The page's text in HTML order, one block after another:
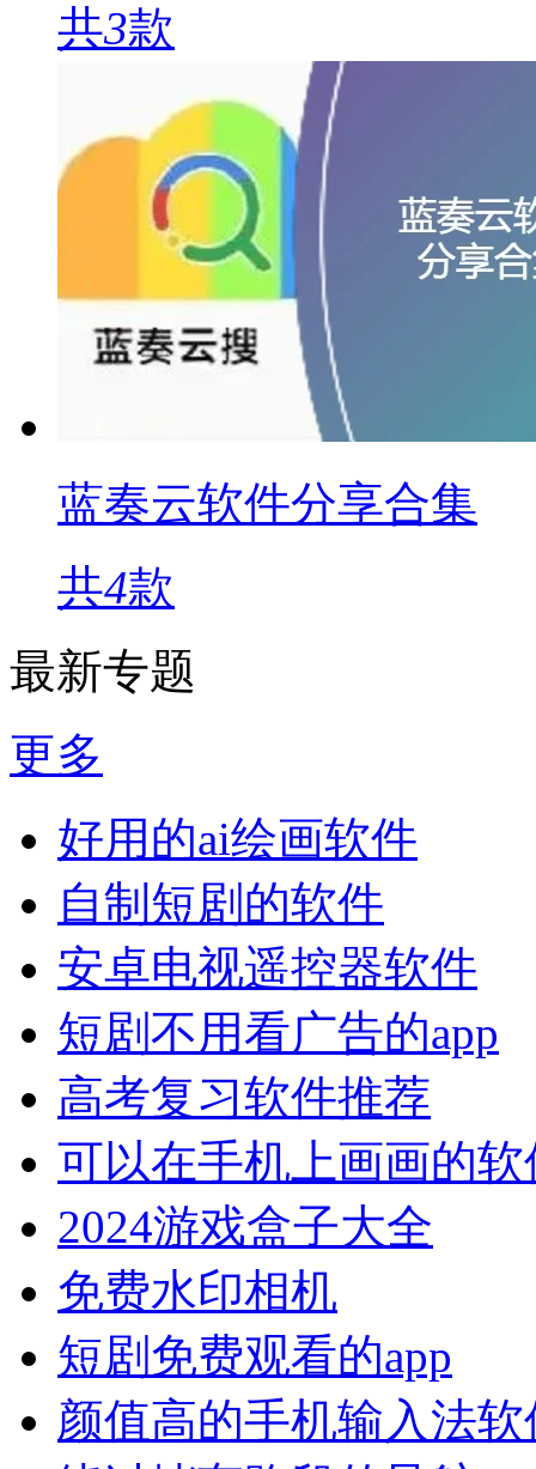
共3款
蓝奏云软件分享合集
共4款
最新专题
更多
好用的ai绘画软件
自制短剧的软件
安卓电视遥控器软件
短剧不用看广告的app
高考复习软件推荐
可以在手机上画画的软
2024游戏盒子大全
免费水印相机
短剧免费观看的app
颜值高的手机输入法软